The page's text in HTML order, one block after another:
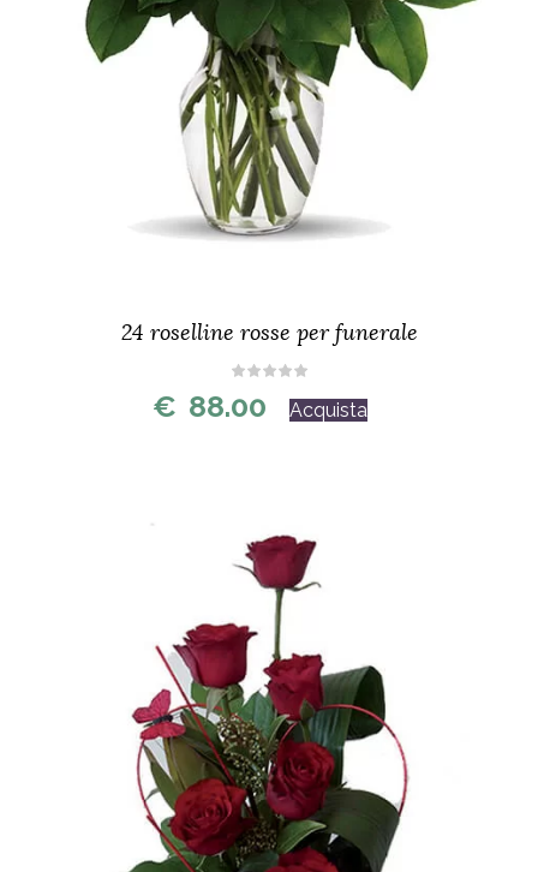
24 roselline rosse per funerale
€ 88.00 Acquista